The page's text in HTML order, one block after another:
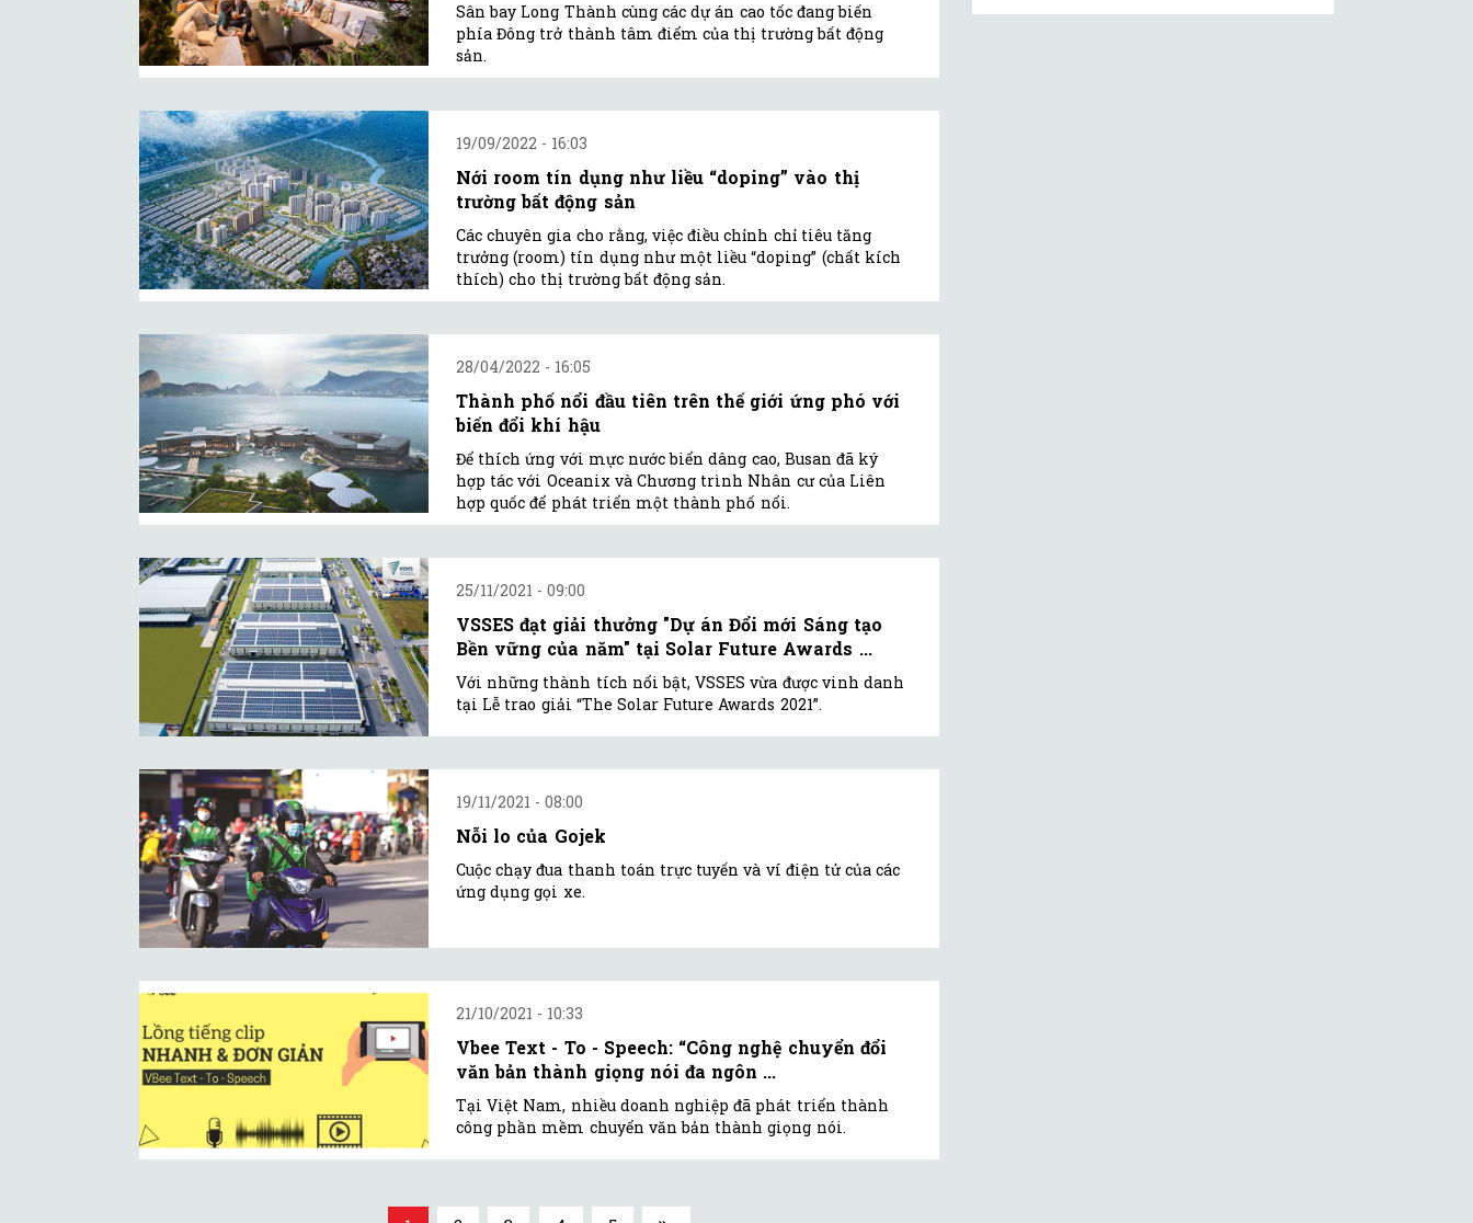
Sân bay Long Thành cùng các dự án cao tốc đang biến
phía Đông trở thành tâm điểm của thị trường bất động
sản.
19/09/2022 - 16:03
Nới room tín dụng như liều “doping” vào thị
trường bất động sản
Các chuyên gia cho rằng, việc điều chỉnh chỉ tiêu tăng
trưởng (room) tín dụng như một liều “doping” (chất kích
thích) cho thị trường bất động sản.
28/04/2022 - 16:05
Thành phố nổi đầu tiên trên thế giới ứng phó với
biến đổi khí hậu
Để thích ứng với mực nước biển dâng cao, Busan đã ký
hợp tác với Oceanix và Chương trình Nhân cư của Liên
hợp quốc để phát triển một thành phố nổi.
25/11/2021 - 09:00
VSSES đạt giải thưởng "Dự án Đổi mới Sáng tạo
Bền vững của năm" tại Solar Future Awards ...
Với những thành tích nổi bật, VSSES vừa được vinh danh
tại Lễ trao giải “The Solar Future Awards 2021”.
19/11/2021 - 08:00
Nỗi lo của Gojek
Cuộc chạy đua thanh toán trực tuyến và ví điện tử của các
ứng dụng gọi xe.
21/10/2021 - 10:33
Vbee Text - To - Speech: “Công nghệ chuyển đổi
văn bản thành giọng nói đa ngôn ...
Tại Việt Nam, nhiều doanh nghiệp đã phát triển thành
công phần mềm chuyển văn bản thành giọng nói.